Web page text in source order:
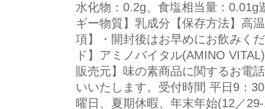
水化物：0.2g、食塩相当量：
ギー物質】乳成分【保存方法】高
項】・開封後はお早めにお飲みく
ド】アミノバイタル(AMINO
販売元】味の素商品に関するお電
いいたします。受付時間 平日9：
曜日、夏期休暇、年末年始(12／